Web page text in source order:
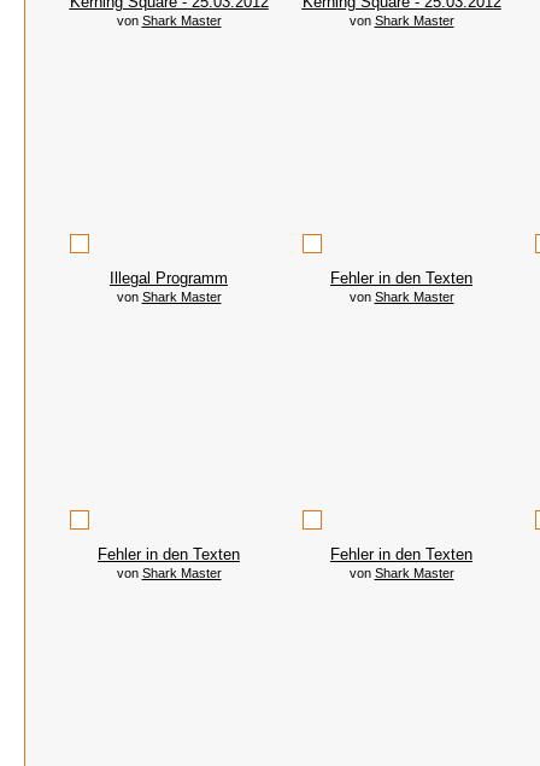
von Shark Master von Shark Master
Illegal Programm
von Shark Master
Fehler in den Texten
von Shark Master
Fehler in den Texten
von Shark Master
Fehler in den Texten
von Shark Master